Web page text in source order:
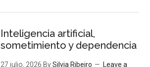
Inteligencia artificial,
sometimiento y dependencia
27 julio, 2026 BySilvia Ribeiro
Leave a